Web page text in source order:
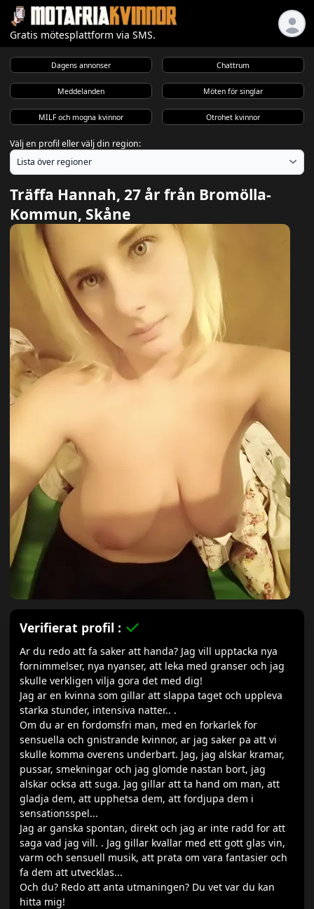
Gratis mötesplattform via SMS.
Dagens annonser Chattrum
Meddelanden Möten för singlar
MILF och mogna kvinnor Otrohet kvinnor
Välj en profil eller välj din region:
Träffa Hannah, 27 år från Bromölla-
Kommun, Skåne
Verifierat profil :
Ar du redo att fa saker att handa? Jag vill upptacka nya
fornimmelser, nya nyanser, att leka med granser och jag
skulle verkligen vilja gora det med dig!
Jag ar en kvinna som gillar att slappa taget och uppleva
starka stunder, intensiva natter.. .
Om du ar en fordomsfri man, med en forkarlek for
sensuella och gnistrande kvinnor, ar jag saker pa att vi
skulle komma overens underbart. Jag, jag alskar kramar,
pussar, smekningar och jag glomde nastan bort, jag
alskar ocksa att suga. Jag gillar att ta hand om man, att
gladja dem, att upphetsa dem, att fordjupa dem i
sensationsspel...
Jag ar ganska spontan, direkt och jag ar inte radd for att
saga vad jag vill. . Jag gillar kvallar med ett gott glas vin,
varm och sensuell musik, att prata om vara fantasier och
fa dem att utvecklas...
Och du? Redo att anta utmaningen? Du vet var du kan
hitta mig!